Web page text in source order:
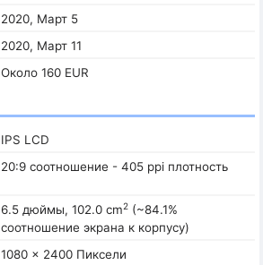
2020, Март 5
2020, Март 11
Около 160 EUR
IPS LCD
20:9 соотношение - 405 ppi плотность
6.5 дюймы, 102.0 cm2(~84.1%
соотношение экрана к корпусу)
1080 x 2400 Пиксели